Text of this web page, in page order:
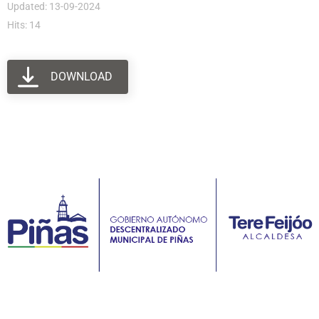
Updated: 13-09-2024
Hits: 14
DOWNLOAD